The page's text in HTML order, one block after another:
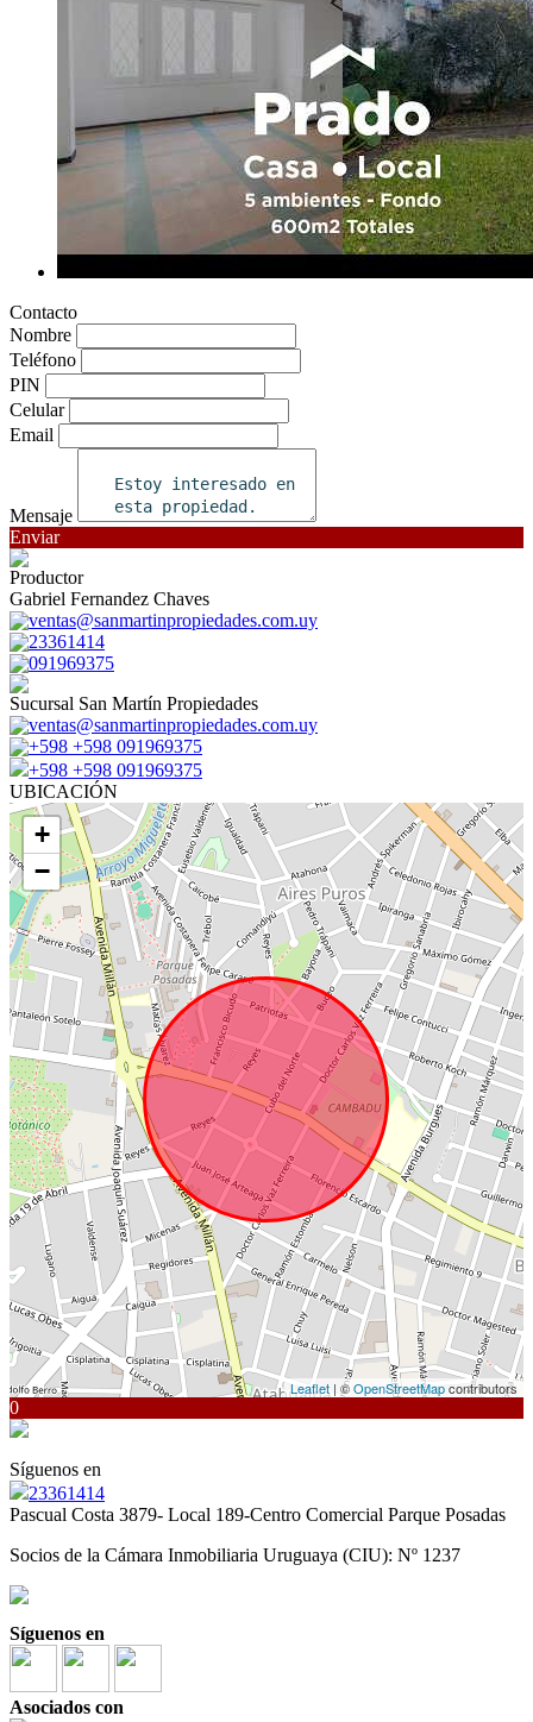
Contacto
Nombre
Teléfono
PIN
Celular
Email
Mensaje
Enviar
Productor
Gabriel Fernandez Chaves
ventas@sanmartinpropiedades.com.uy
23361414
091969375
Sucursal San Martín Propiedades
ventas@sanmartinpropiedades.com.uy
+598 +598 091969375
+598 +598 091969375
UBICACIÓN
+
−
Leaflet | ©OpenStreetMapcontributors
0
Síguenos en
23361414
Pascual Costa 3879- Local 189-Centro Comercial Parque Posadas
Socios de la Cámara Inmobiliaria Uruguaya (CIU): Nº 1237
Síguenos en
Asociados con